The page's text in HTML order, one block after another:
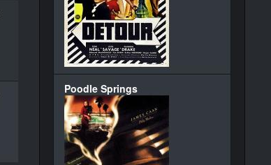
Poodle Springs